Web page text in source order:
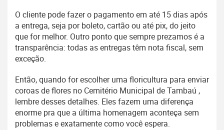
O cliente pode fazer o pagamento em até 15 dias após
a entrega, seja por boleto, cartão ou até pix, do jeito
que for melhor. Outro ponto que sempre prezamos é a
transparência: todas as entregas têm nota fiscal, sem
exceção.
Então, quando for escolher uma floricultura para enviar
coroas de flores no Cemitério Municipal de Tambaú ,
lembre desses detalhes. Eles fazem uma diferença
enorme pra que a última homenagem aconteça sem
problemas e exatamente como você espera.